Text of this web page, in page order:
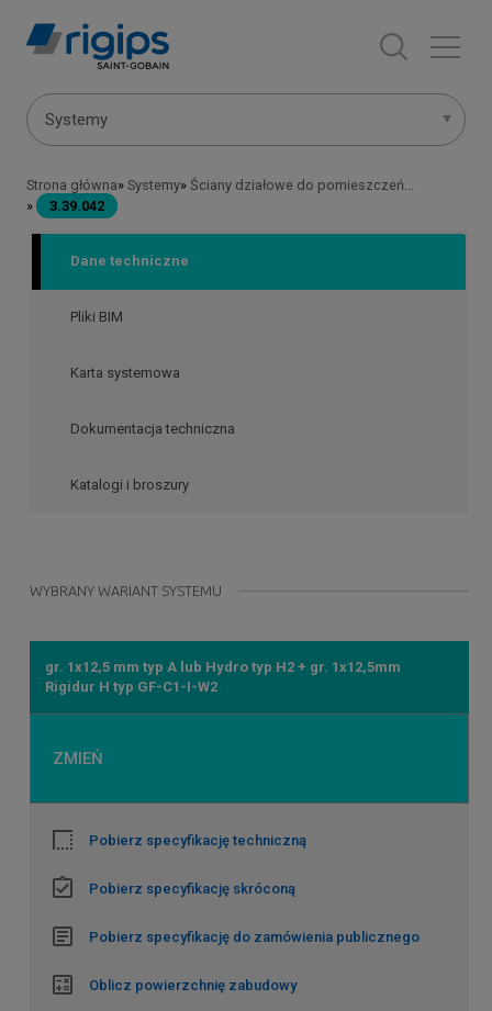
Menu
Systemy
Ścieżka
nawigacyjna
Strona główna Systemy Ściany działowe do pomieszczeń...
3.39.042
Dane techniczne
Pliki BIM
Karta systemowa
Dokumentacja techniczna
Katalogi i broszury
WYBRANY WARIANT SYSTEMU
gr. 1x12,5 mm typ A lub Hydro typ H2 + gr. 1x12,5mm
Rigidur H typ GF-C1-I-W2
ZMIEŃ
Pobierz specyfikację techniczną
Pobierz specyfikację skróconą
Pobierz specyfikację do zamówienia publicznego
Oblicz powierzchnię zabudowy